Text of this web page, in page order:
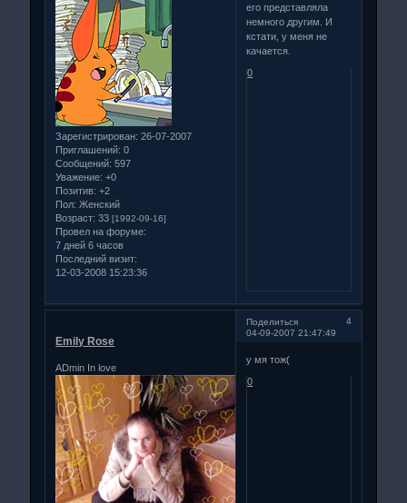
Зарегистрирован: 26-07-2007
Приглашений: 0
Сообщений: 597
Уважение: +0
Позитив: +2
Пол: Женский
Возраст: 33[1992-09-16]
Провел на форуме:
7 дней 6 часов
Последний визит:
12-03-2008 15:23:36
его представляла
немного другим. И
кстати, у меня не
качается.
0
Поделиться
4
04-09-2007 21:47:49
Emily Rose
ADmin In love
у мя тож(
0